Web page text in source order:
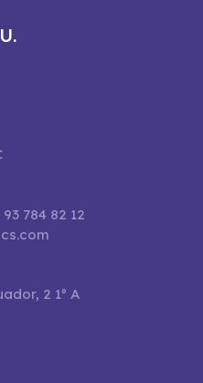
784 82 12
2 1º A